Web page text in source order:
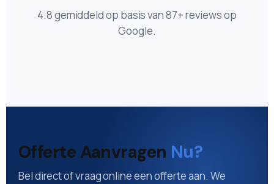
4.8 gemiddeld op basis van 87+ reviews op
Google.
Offerte Aanvragen Nu?
Bel direct of vraag online een offerte aan. We